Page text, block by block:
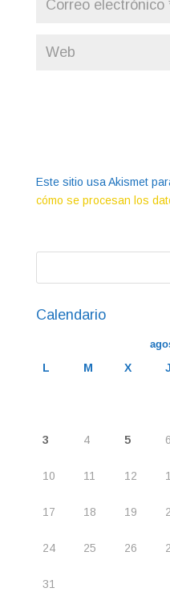
Este sitio usa Akismet
cómo se procesan los
Calendario
L M X J
3 4 5 6
10 11 12
17 18 19
24 25 26
31